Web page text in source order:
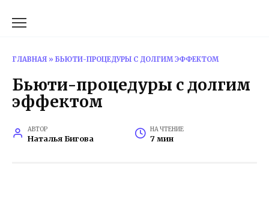
ГЛАВНАЯ » БЬЮТИ-ПРОЦЕДУРЫ С ДОЛГИМ ЭФФЕКТОМ
Бьюти-процедуры с долгим
эффектом
АВТОР
Наталья Бигова
НА ЧТЕНИЕ
7 мин